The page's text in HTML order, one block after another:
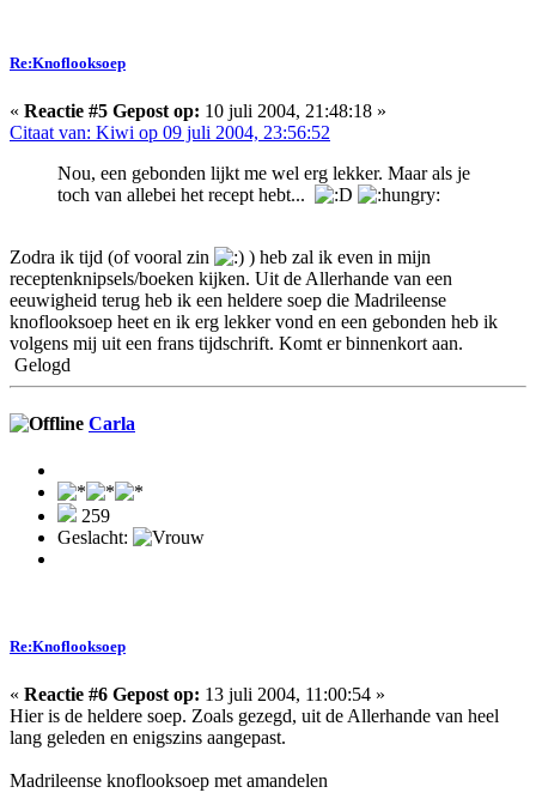
Re:Knoflooksoep
« Reactie #5 Gepost op: 10 juli 2004, 21:48:18 »
Citaat van: Kiwi op 09 juli 2004, 23:56:52
Nou, een gebonden lijkt me wel erg lekker. Maar als je
toch van allebei het recept hebt...
Zodra ik tijd (of vooral zin
) heb zal ik even in mijn
receptenknipsels/boeken kijken. Uit de Allerhande van een
eeuwigheid terug heb ik een heldere soep die Madrileense
knoflooksoep heet en ik erg lekker vond en een gebonden heb ik
volgens mij uit een frans tijdschrift. Komt er binnenkort aan.
Gelogd
Carla
259
Geslacht:
Re:Knoflooksoep
« Reactie #6 Gepost op: 13 juli 2004, 11:00:54 »
Hier is de heldere soep. Zoals gezegd, uit de Allerhande van heel
lang geleden en enigszins aangepast.
Madrileense knoflooksoep met amandelen